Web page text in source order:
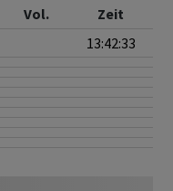
Vol.
Zeit
13:42:33